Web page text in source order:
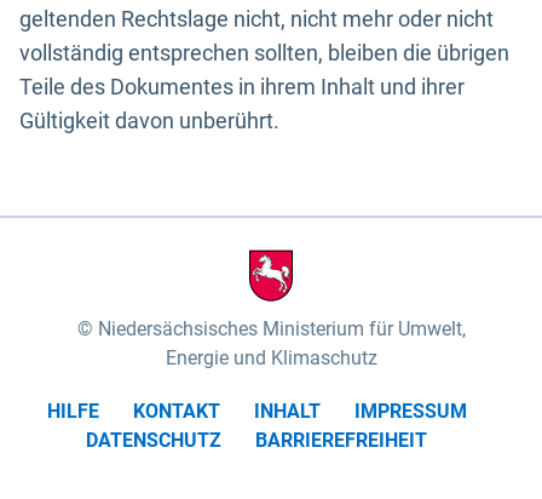
geltenden Rechtslage nicht, nicht mehr oder nicht
vollständig entsprechen sollten, bleiben die übrigen
Teile des Dokumentes in ihrem Inhalt und ihrer
Gültigkeit davon unberührt.
Niedersächsisches Ministerium für Umwelt,
Energie und Klimaschutz
HILFE KONTAKT INHALT
IMPRESSUM
DATENSCHUTZ
BARRIEREFREIHEIT